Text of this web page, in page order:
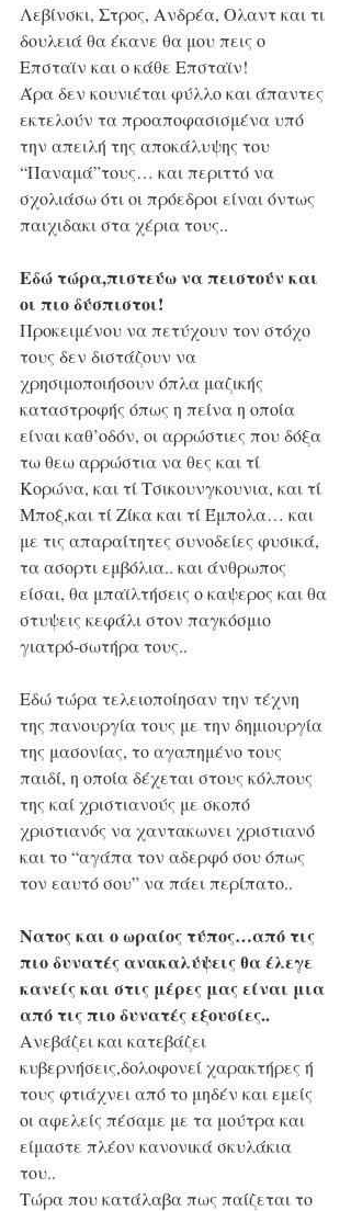
Λεβίνσκι, Στρος, Ανδρέα, Ολαντ και τι
δουλειά θα έκανε θα μου πεις ο
Επσταϊν και ο κάθε Επσταϊν!
Άρα δεν κουνιέται φύλλο και άπαντες
εκτελούν τα προαποφασισμένα υπό
την απειλή της αποκάλυψης του
“Παναμά”τους… και περιττό να
σχολιάσω ότι οι πρόεδροι είναι όντως
παιχιδακι στα χέρια τους..
Εδώ τώρα,πιστεύω να πειστούν και
οι πιο δύσπιστοι!
Προκειμένου να πετύχουν τον στόχο
τους δεν διστάζουν να
χρησιμοποιήσουν όπλα μαζικής
καταστροφής όπως η πείνα η οποία
είναι καθ’οδόν, οι αρρώστιες που δόξα
τω θεω αρρώστια να θες και τί
Κορώνα, και τί Τσικουνγκουνια, και τί
Μποξ,και τί Ζίκα και τί Έμπολα… και
με τις απαραίτητες συνοδείες φυσικά,
τα ασορτι εμβόλια.. και άνθρωπος
είσαι, θα μπαϊλτήσεις ο καψερος και θα
στυψεις κεφάλι στον παγκόσμιο
γιατρό-σωτήρα τους..
Εδώ τώρα τελειοποίησαν την τέχνη
της πανουργία τους με την δημιουργία
της μασονίας, το αγαπημένο τους
παιδί, η οποία δέχεται στους κόλπους
της καί χριστιανούς με σκοπό
χριστιανός να χαντακωνει χριστιανό
και το “αγάπα τον αδερφό σου όπως
τον εαυτό σου” να πάει περίπατο..
Νατος και ο ωραίος τύπος…από τις
πιο δυνατές ανακαλύψεις θα έλεγε
κανείς και στις μέρες μας είναι μια
από τις πιο δυνατές εξουσίες..
Ανεβάζει και κατεβάζει
κυβερνήσεις,δολοφονεί χαρακτήρες ή
τους φτιάχνει από το μηδέν και εμείς
οι αφελείς πέσαμε με τα μούτρα και
είμαστε πλέον κανονικά σκυλάκια
του..
Τώρα που κατάλαβα πως παίζεται το